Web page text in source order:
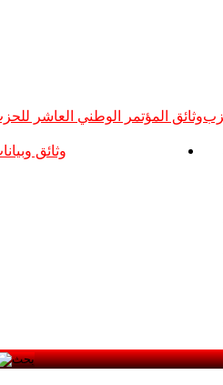
وثائق المؤتمر الوطني العاشر
وثائق